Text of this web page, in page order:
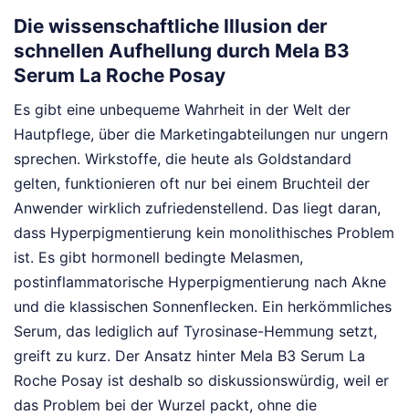
Die wissenschaftliche Illusion der
schnellen Aufhellung durch Mela B3
Serum La Roche Posay
Es gibt eine unbequeme Wahrheit in der Welt der
Hautpflege, über die Marketingabteilungen nur ungern
sprechen. Wirkstoffe, die heute als Goldstandard
gelten, funktionieren oft nur bei einem Bruchteil der
Anwender wirklich zufriedenstellend. Das liegt daran,
dass Hyperpigmentierung kein monolithisches Problem
ist. Es gibt hormonell bedingte Melasmen,
postinflammatorische Hyperpigmentierung nach Akne
und die klassischen Sonnenflecken. Ein herkömmliches
Serum, das lediglich auf Tyrosinase-Hemmung setzt,
greift zu kurz. Der Ansatz hinter Mela B3 Serum La
Roche Posay ist deshalb so diskussionswürdig, weil er
das Problem bei der Wurzel packt, ohne die